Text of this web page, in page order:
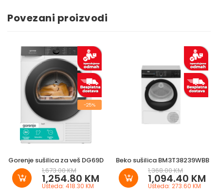
Povezani proizvodi
-25%
Gorenje sušilica za veš DG69D
1,673.00 KM
1,254.80 KM
Ušteda: 418.30 KM
Beko sušilica BM3T38239WBB
1,368.00 KM
1,094.40 KM
Ušteda: 273.60 KM